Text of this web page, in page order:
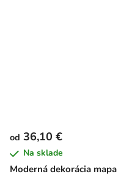
Moderná dekorácia mapa
od 36,10 €
Na sklade